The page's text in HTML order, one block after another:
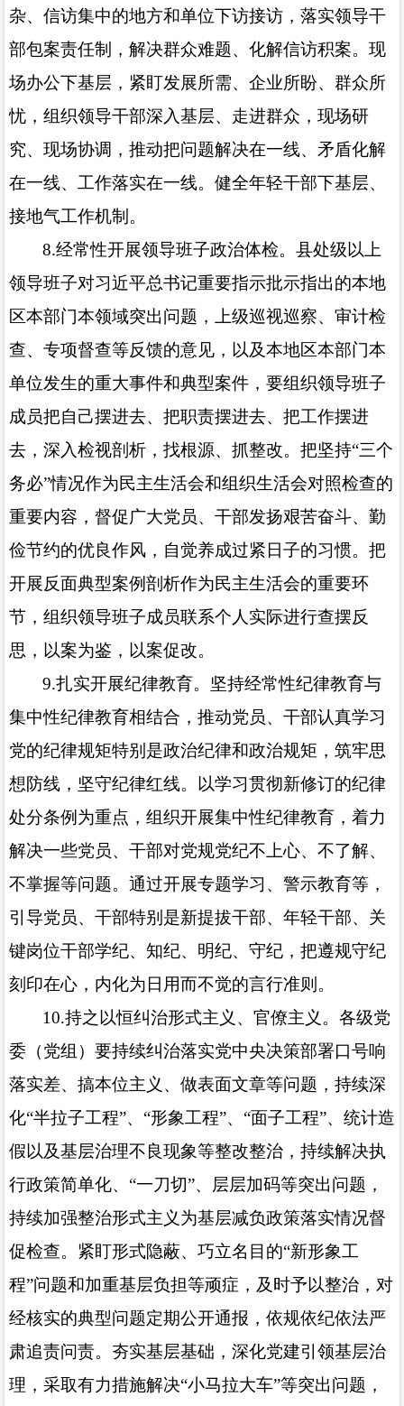
杂、信访集中的地方和单位下访接访，落实领导干
部包案责任制，解决群众难题、化解信访积案。现
场办公下基层，紧盯发展所需、企业所盼、群众所
忧，组织领导干部深入基层、走进群众，现场研
究、现场协调，推动把问题解决在一线、矛盾化解
在一线、工作落实在一线。健全年轻干部下基层、
接地气工作机制。
8.经常性开展领导班子政治体检。县处级以上
领导班子对习近平总书记重要指示批示指出的本地
区本部门本领域突出问题，上级巡视巡察、审计检
查、专项督查等反馈的意见，以及本地区本部门本
单位发生的重大事件和典型案件，要组织领导班子
成员把自己摆进去、把职责摆进去、把工作摆进
去，深入检视剖析，找根源、抓整改。把坚持“三个
务必”情况作为民主生活会和组织生活会对照检查的
重要内容，督促广大党员、干部发扬艰苦奋斗、勤
俭节约的优良作风，自觉养成过紧日子的习惯。把
开展反面典型案例剖析作为民主生活会的重要环
节，组织领导班子成员联系个人实际进行查摆反
思，以案为鉴，以案促改。
9.扎实开展纪律教育。坚持经常性纪律教育与
集中性纪律教育相结合，推动党员、干部认真学习
党的纪律规矩特别是政治纪律和政治规矩，筑牢思
想防线，坚守纪律红线。以学习贯彻新修订的纪律
处分条例为重点，组织开展集中性纪律教育，着力
解决一些党员、干部对党规党纪不上心、不了解、
不掌握等问题。通过开展专题学习、警示教育等，
引导党员、干部特别是新提拔干部、年轻干部、关
键岗位干部学纪、知纪、明纪、守纪，把遵规守纪
刻印在心，内化为日用而不觉的言行准则。
10.持之以恒纠治形式主义、官僚主义。各级党
委（党组）要持续纠治落实党中央决策部署口号响
落实差、搞本位主义、做表面文章等问题，持续深
化“半拉子工程”、“形象工程”、“面子工程”、统计造
假以及基层治理不良现象等整改整治，持续解决执
行政策简单化、“一刀切”、层层加码等突出问题，
持续加强整治形式主义为基层减负政策落实情况督
促检查。紧盯形式隐蔽、巧立名目的“新形象工
程”问题和加重基层负担等顽症，及时予以整治，对
经核实的典型问题定期公开通报，依规依纪依法严
肃追责问责。夯实基层基础，深化党建引领基层治
理，采取有力措施解决“小马拉大车”等突出问题，